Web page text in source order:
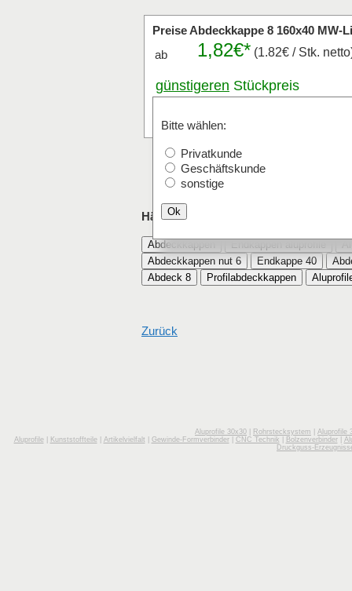
Preise Abdeckkappe 8 160x40 MW-
Bitte wählen:
Privatkunde
Geschäftskunde
sonstige
Ok
ab 1,82€* (1.82€ / Stk.
günstigeren Stückpreis
anfragen
Stk.
Häufig mit Abdeckkappe 8 160x40
Abdeckkappen Endkappen aluprofile
Abdeckkappen nut 6
Endkappe 40
Abdeck 8
Profilabdeckkappen
Zurück
Aluprofile 30x30 Rohrstecksystem
Aluprofile
Aluprofile| Kunststoffteile| Artikelvielfalt Gewinde-Formverbinder| CNC Technik Bolzenverbinder|
Druckguss-